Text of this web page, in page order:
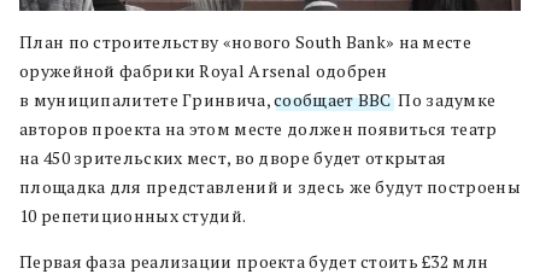
План по строительству «нового South Bank» на месте
оружейной фабрики Royal Arsenal одобрен
в муниципалитете Гринвича,сообщает BBC. По задумке
авторов проекта на этом месте должен появиться театр
на 450 зрительских мест, во дворе будет открытая
площадка для представлений и здесь же будут построены
10 репетиционных студий.
Первая фаза реализации проекта будет стоить £32 млн